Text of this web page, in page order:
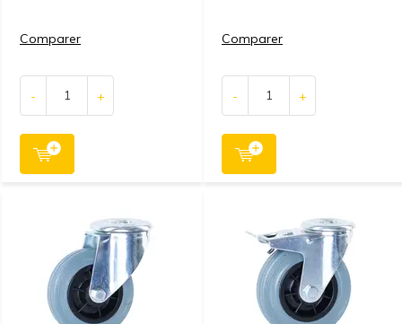
Comparer
- +
Comparer
- +